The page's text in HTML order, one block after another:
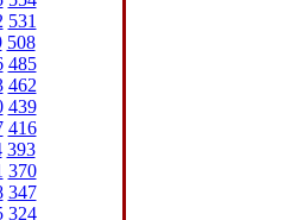
531
508
485
462
439
416
393
370
347
324